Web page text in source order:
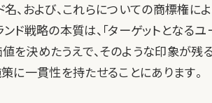
名、および、これらについての商標権に
ド戦略の本質は、「ターゲットとなる
を決めたうえで、そのような印象が残
に一貫性を持たせることにあります。